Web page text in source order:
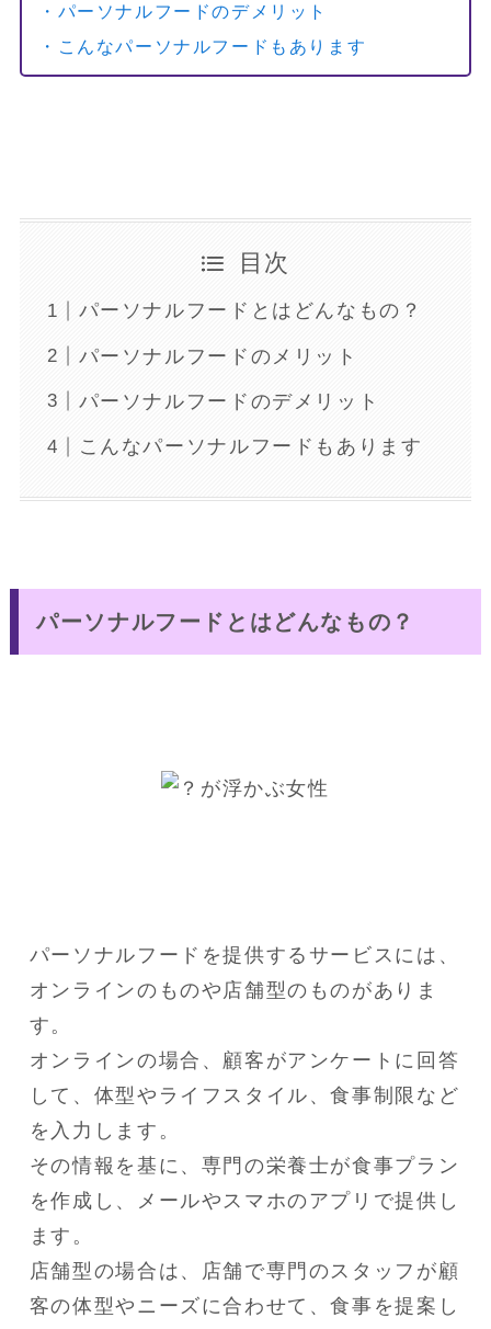
・パーソナルフードのデメリット
・こんなパーソナルフードもあります
目次
パーソナルフードとはどんなもの？
パーソナルフードのメリット
パーソナルフードのデメリット
こんなパーソナルフードもあります
パーソナルフードとはどんなもの？
パーソナルフードを提供するサービスには、
オンラインのものや店舗型のものがありま
す。
オンラインの場合、顧客がアンケートに回答
して、体型やライフスタイル、食事制限など
を入力します。
その情報を基に、専門の栄養士が食事プラン
を作成し、メールやスマホのアプリで提供し
ます。
店舗型の場合は、店舗で専門のスタッフが顧
客の体型やニーズに合わせて、食事を提案し